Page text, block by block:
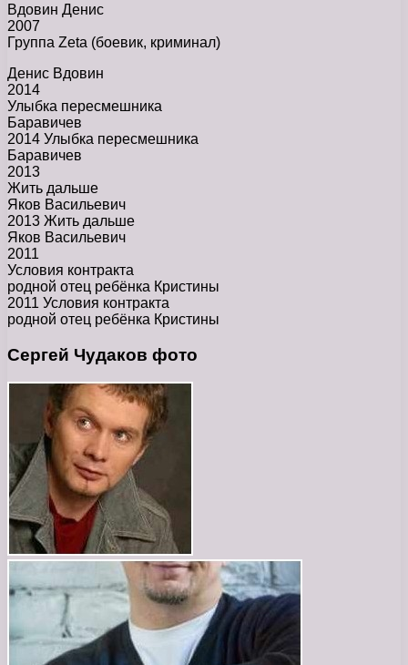
Вдовин Денис
2007
Группа Zeta (боевик, криминал)
Денис Вдовин
2014
Улыбка пересмешника
Баравичев
2014 Улыбка пересмешника
Баравичев
2013
Жить дальше
Яков Васильевич
2013 Жить дальше
Яков Васильевич
2011
Условия контракта
родной отец ребёнка Кристины
2011 Условия контракта
родной отец ребёнка Кристины
Сергей Чудаков фото